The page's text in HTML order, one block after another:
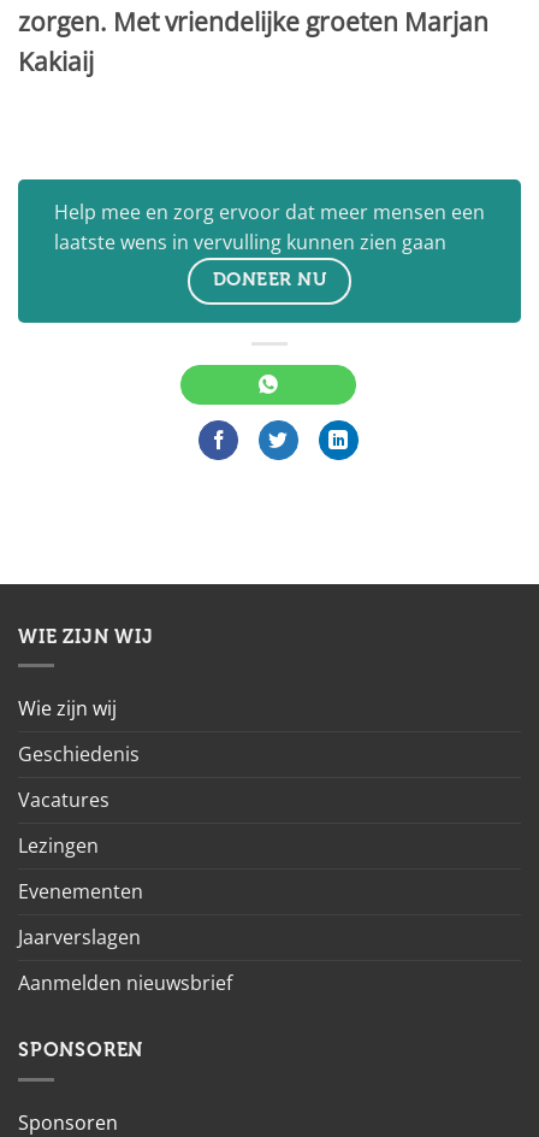
zorgen. Met vriendelijke groeten Marjan
Kakiaij
Help mee en zorg ervoor dat meer mensen een
laatste wens in vervulling kunnen zien gaan
DONEER NU
WIE ZIJN WIJ
Wie zijn wij
Geschiedenis
Vacatures
Lezingen
Evenementen
Jaarverslagen
Aanmelden nieuwsbrief
SPONSOREN
Sponsoren